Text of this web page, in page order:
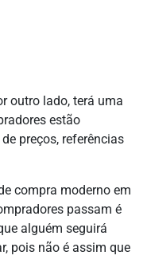
outro lado, terá uma
estão
preços, referências
compra moderno em
passam é
alguém seguirá
pois não é assim que